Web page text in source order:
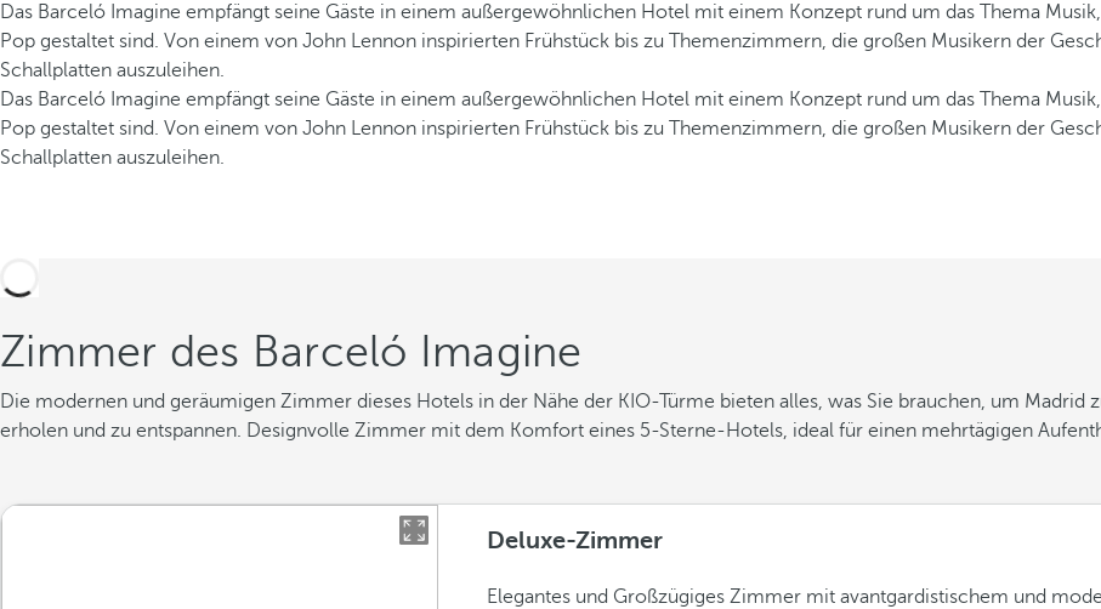
Das Barceló Imagine empfängt seine Gäste in einem außergewöhnlichen Hotel mit einem Konzept rund um das Thema
Pop gestaltet sind. Von einem von John Lennon inspirierten Frühstück bis zu Themenzimmern, die großen Musikern der
Schallplatten auszuleihen.
Das Barceló Imagine empfängt seine Gäste in einem außergewöhnlichen Hotel mit einem Konzept rund um das Thema
Pop gestaltet sind. Von einem von John Lennon inspirierten Frühstück bis zu Themenzimmern, die großen Musikern der
Schallplatten auszuleihen.
Zimmer des Barceló Imagine
Die modernen und geräumigen Zimmer dieses Hotels in der Nähe der KIO-Türme bieten alles, was Sie brauchen, um
erholen und zu entspannen. Designvolle Zimmer mit dem Komfort eines 5-Sterne-Hotels, ideal für einen mehrtägigen
Deluxe-Zimmer
Elegantes und Großzügiges Zimmer mit avantgardistischem und